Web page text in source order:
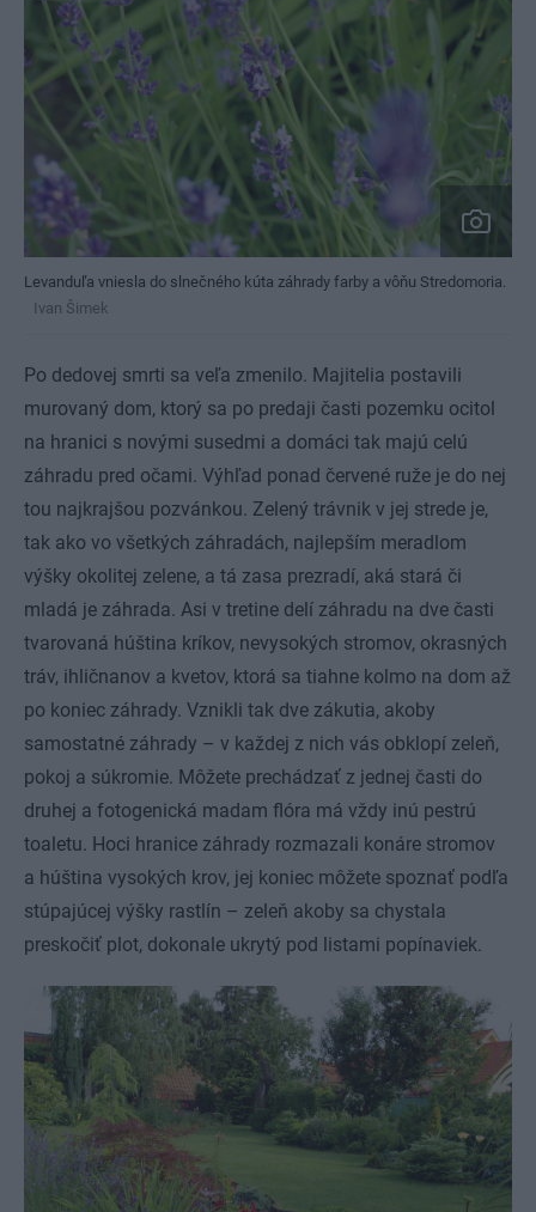
Levanduľa vniesla do slnečného kúta záhrady farby a vôňu Stredomoria.
Ivan Šimek
Po dedovej smrti sa veľa zmenilo. Majitelia postavili
murovaný dom, ktorý sa po predaji časti pozemku ocitol
na hranici s novými susedmi a domáci tak majú celú
záhradu pred očami. Výhľad ponad červené ruže je do nej
tou najkrajšou pozvánkou. Zelený trávnik v jej strede je,
tak ako vo všetkých záhradách, najlepším meradlom
výšky okolitej zelene, a tá zasa prezradí, aká stará či
mladá je záhrada. Asi v tretine delí záhradu na dve časti
tvarovaná húština kríkov, nevysokých stromov, okrasných
tráv, ihličnanov a kvetov, ktorá sa tiahne kolmo na dom až
po koniec záhrady. Vznikli tak dve zákutia, akoby
samostatné záhrady – v každej z nich vás obklopí zeleň,
pokoj a súkromie. Môžete prechádzať z jednej časti do
druhej a fotogenická madam flóra má vždy inú pestrú
toaletu. Hoci hranice záhrady rozmazali konáre stromov
a húština vysokých krov, jej koniec môžete spoznať podľa
stúpajúcej výšky rastlín – zeleň akoby sa chystala
preskočiť plot, dokonale ukrytý pod listami popínaviek.